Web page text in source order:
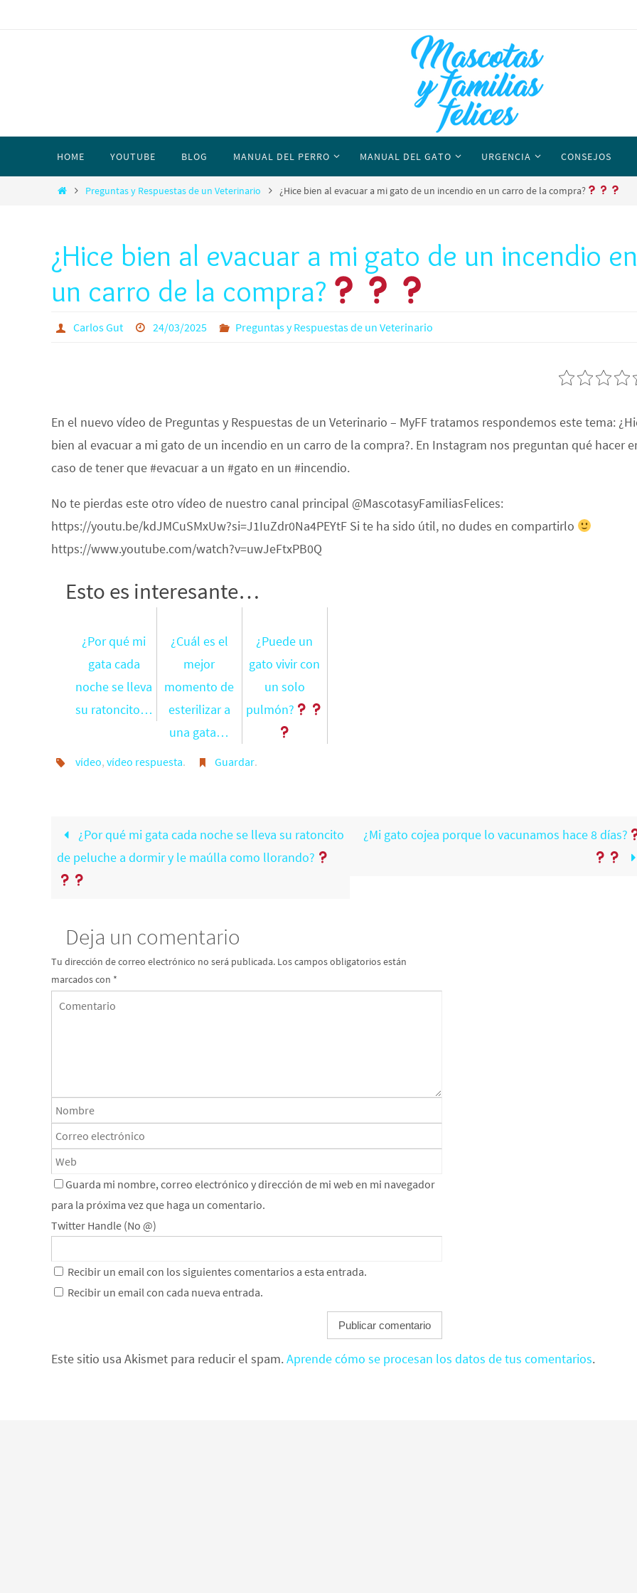
HOME YOUTUBE BLOG MANUAL DEL PERRO MANUAL DEL GATO URGENCIA CONSEJOS
Preguntas y Respuestas de un Veterinario ¿Hice bien al evacuar a mi gato de un incendio en un carro de la compra?
¿Hice bien al evacuar a mi gato de un incendio en
un carro de la compra?
Carlos Gut 24/03/2025 Preguntas y Respuestas de un Veterinario
En el nuevo vídeo de Preguntas y Respuestas de un Veterinario – MyFF tratamos respondemos este tema:
bien al evacuar a mi gato de un incendio en un carro de la compra?. En Instagram nos preguntan qué hacer
caso de tener que #evacuar a un #gato en un #incendio.
No te pierdas este otro vídeo de nuestro canal principal @MascotasyFamiliasFelices:
https://youtu.be/kdJMCuSMxUw?si=J1IuZdr0Na4PEYtF Si te ha sido útil, no dudes en compartirlo
https://www.youtube.com/watch?v=uwJeFtxPB0Q
Esto es interesante…
¿Por qué mi
gata cada
noche se lleva
su ratoncito…
¿Cuál es el
mejor
momento de
esterilizar a
una gata…
¿Puede un
gato vivir con
un solo
pulmón?
vídeo, vídeo respuesta. Guardar.
¿Por qué mi gata cada noche se lleva su ratoncito
de peluche a dormir y le maúlla como llorando?
¿Mi gato cojea porque lo vacunamos hace 8 días?
Deja un comentario
Tu dirección de correo electrónico no será publicada. Los campos obligatorios están
marcados con *
Guarda mi nombre, correo electrónico y dirección de mi web en mi navegador
para la próxima vez que haga un comentario.
Twitter Handle (No @)
Recibir un email con los siguientes comentarios a esta entrada.
Recibir un email con cada nueva entrada.
Este sitio usa Akismet para reducir el spam.Aprende cómo se procesan los datos de tus comentarios.